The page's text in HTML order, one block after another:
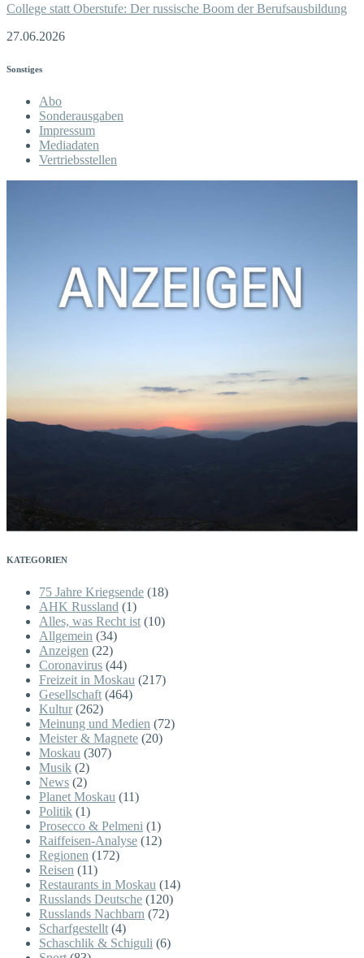
College statt Oberstufe: Der russische Boom der Berufsausbildung
27.06.2026
Sonstiges
Abo
Sonderausgaben
Impressum
Mediadaten
Vertriebsstellen
KATEGORIEN
75 Jahre Kriegsende (18)
AHK Russland (1)
Alles, was Recht ist (10)
Allgemein (34)
Anzeigen (22)
Coronavirus (44)
Freizeit in Moskau (217)
Gesellschaft (464)
Kultur(262)
Meinung und Medien (72)
Meister & Magnete (20)
Moskau (307)
Musik (2)
News (2)
Planet Moskau (11)
Politik (1)
Prosecco & Pelmeni (1)
Raiffeisen-Analyse (12)
Regionen (172)
Reisen (11)
Restaurants in Moskau (14)
Russlands Deutsche (120)
Russlands Nachbarn (72)
Scharfgestellt (4)
Schaschlik & Schiguli (6)